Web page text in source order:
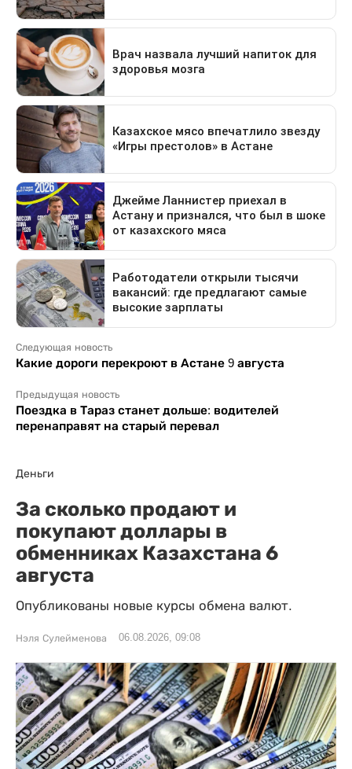
Следующая новость
Какие дороги перекроют в Астане 9 августа
Предыдущая новость
Поездка в Тараз станет дольше: водителей
перенаправят на старый перевал
Деньги
За сколько продают и
покупают доллары в
обменниках Казахстана 6
августа
Опубликованы новые курсы обмена валют.
Нэля Сулейменова 06.08.2026, 09:08